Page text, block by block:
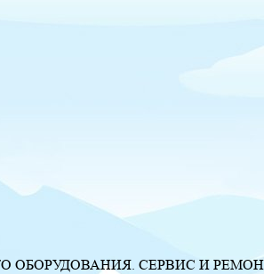
СЕРВИС И